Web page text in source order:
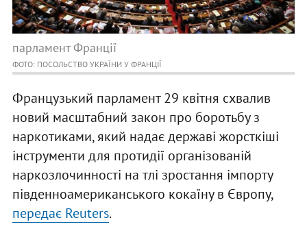
парламент Франції
ФОТО: ПОСОЛЬСТВО УКРАЇНИ У ФРАНЦІЇ
Французький парламент 29 квітня схвалив
новий масштабний закон про боротьбу з
наркотиками, який надає державі жорсткіші
інструменти для протидії організованій
наркозлочинності на тлі зростання імпорту
південноамериканського кокаїну в Європу,
передає Reuters.